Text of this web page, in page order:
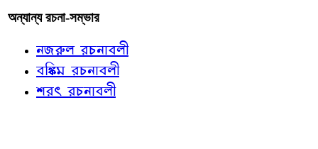
অন্যান্য রচনা-সম্ভার
নজরুল রচনাবলী
বঙ্কিম রচনাবলী
শরৎ রচনাবলী